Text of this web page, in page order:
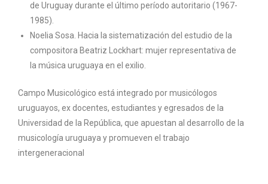
de Uruguay durante el último período autoritario (1967-
1985).
Noelia Sosa. Hacia la sistematización del estudio de la
compositora Beatriz Lockhart: mujer representativa de
la música uruguaya en el exilio.
Campo Musicológico está integrado por musicólogos
uruguayos, ex docentes, estudiantes y egresados de la
Universidad de la República, que apuestan al desarrollo de la
musicología uruguaya y promueven el trabajo
intergeneracional